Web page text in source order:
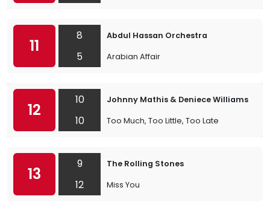
11
8
5
Abdul Hassan Orchestra
Arabian Affair
12
10
10
Johnny Mathis & Deniece Williams
Too Much, Too Little, Too Late
13
9
12
The Rolling Stones
Miss You